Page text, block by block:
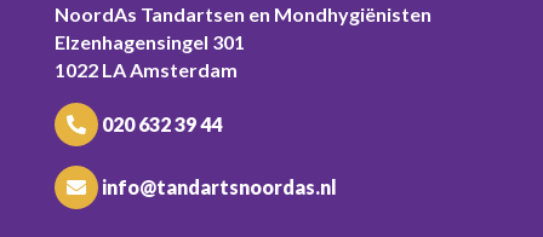
NoordAs Tandartsen en Mondhygiënisten
Elzenhagensingel 301
1022 LA Amsterdam
020 632 39 44
info@tandartsnoordas.nl